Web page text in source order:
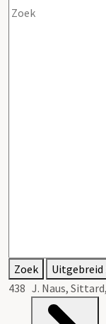
Zoek
Uitgebreid
438 J. Naus,